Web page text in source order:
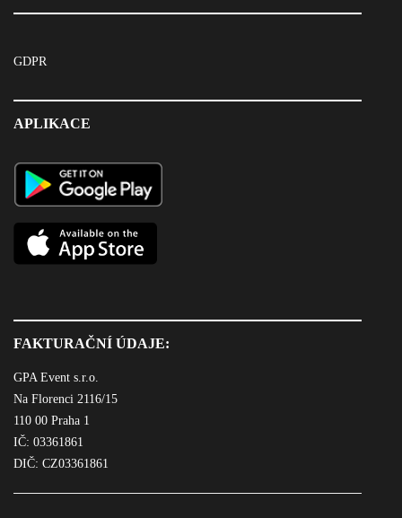
GDPR
APLIKACE
FAKTURAČNÍ ÚDAJE:
GPA Event s.r.o.
Na Florenci 2116/15
110 00 Praha 1
IČ: 03361861
DIČ: CZ03361861